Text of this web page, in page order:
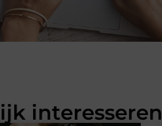
interesseren